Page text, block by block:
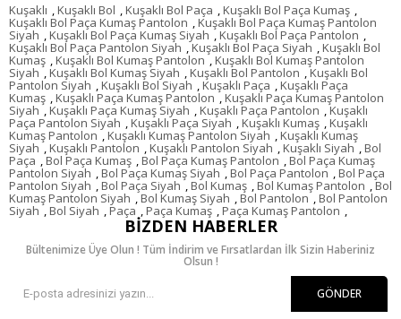
Kuşaklı
Kuşaklı Bol Kuşaklı Bol Paça Kuşaklı Bol Paça Kumaş
Kuşaklı Bol Paça Kumaş Pantolon Kuşaklı Bol Paça Kumaş Pantolon
Siyah Kuşaklı Bol Paça Kumaş Siyah ,Kuşaklı Bol Paça Pantolon
Kuşaklı Bol Paça Pantolon Siyah Kuşaklı Bol Paça Siyah Kuşaklı Bol
Kumaş Kuşaklı Bol Kumaş Pantolon , Kuşaklı Bol Kumaş Pantolon
Siyah , Kuşaklı Bol Kumaş Siyah Kuşaklı Bol Pantolon Kuşaklı Bol
Pantolon Siyah Kuşaklı Bol Siyah Kuşaklı Paça Kuşaklı Paça
Kumaş Kuşaklı Paça Kumaş Pantolon , Kuşaklı Paça Kumaş Pantolon
Siyah , Kuşaklı Paça Kumaş Siyah Kuşaklı Paça Pantolon Kuşaklı
Paça Pantolon Siyah Kuşaklı Paça Siyah Kuşaklı Kumaş Kuşaklı
Kumaş Pantolon , Kuşaklı Kumaş Pantolon Siyah Kuşaklı Kumaş
Siyah , Kuşaklı Pantolon Kuşaklı Pantolon Siyah Kuşaklı Siyah Bol
Paça Bol Paça Kumaş Bol Paça Kumaş Pantolon Bol Paça Kumaş
Pantolon Siyah Bol Paça Kumaş Siyah , Bol Paça Pantolon Bol Paça
Pantolon Siyah Bol Paça Siyah , Bol Kumaş Bol Kumaş Pantolon Bol
Kumaş Pantolon Siyah ,Bol Kumaş Siyah Bol Pantolon Bol Pantolon
Siyah , Bol Siyah Paça Paça Kumaş Paça Kumaş Pantolon
BIZDEN HABERLER
Bültenimize Üye Olun ! Tüm İndirim ve Fırsatlardan İlk Sizin Haberiniz
Olsun !
GÖNDER